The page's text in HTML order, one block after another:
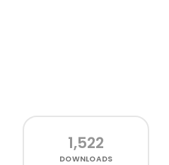
1,522
DOWNLOADS